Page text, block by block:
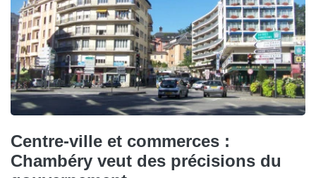
Centre-ville et commerces :
Chambéry veut des précisions du